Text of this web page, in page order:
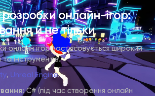
розробки онлайн-ігор:
й не тільки
онлайн ігор застосовується широкий
інструментів.
, Unreal Engine.
C# (під час створення онлайн